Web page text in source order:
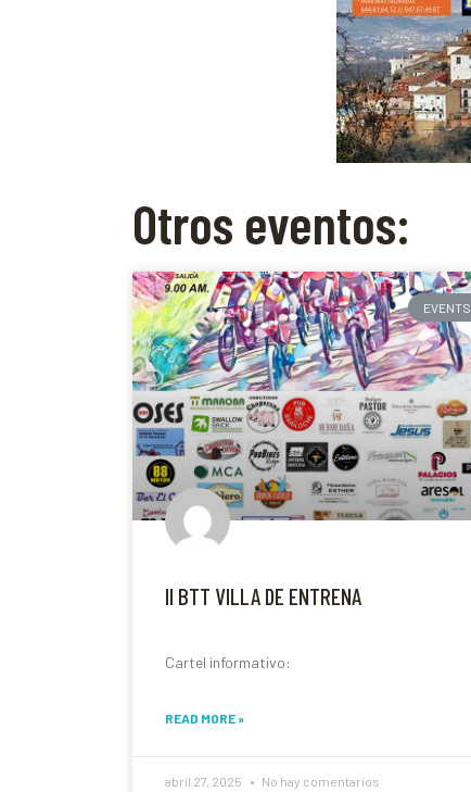
Otros eventos:
EVENTS
II BTT VILLA DE ENTRENA
Cartel informativo:
READ MORE »
abril 27, 2025 No hay comentarios